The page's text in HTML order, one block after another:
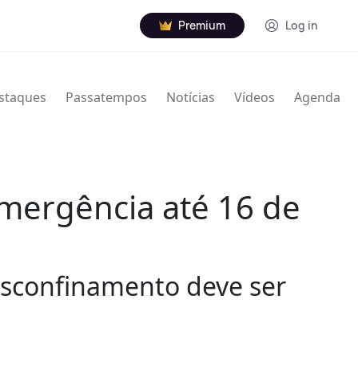
Premium Log in
Passatempos Notícias Vídeos Agenda
até 16 de
deve ser